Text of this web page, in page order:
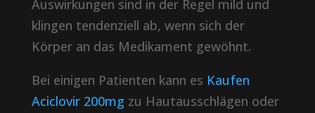
Auswirkungen sind in der Regel mild und
klingen tendenziell ab, wenn sich der
Körper an das Medikament gewöhnt.
Bei einigen Patienten kann es Kaufen
Aciclovir 200mg zu Hautausschlägen oder